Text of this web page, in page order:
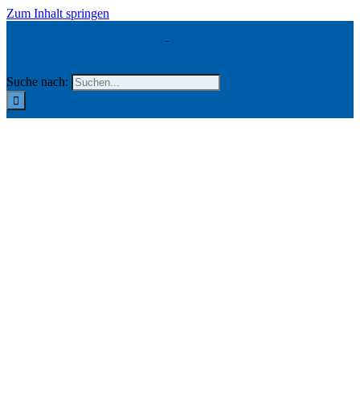
Zum Inhalt springen
Suche nach: